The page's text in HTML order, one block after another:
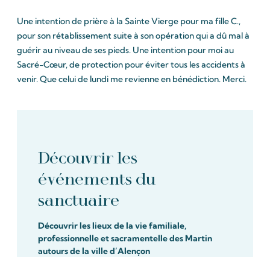
Une intention de prière à la Sainte Vierge pour ma fille C.,
pour son rétablissement suite à son opération qui a dû mal à
guérir au niveau de ses pieds. Une intention pour moi au
Sacré-Cœur, de protection pour éviter tous les accidents à
venir. Que celui de lundi me revienne en bénédiction. Merci.
Découvrir les
événements du
sanctuaire
Découvrir les lieux de la vie familiale,
professionnelle et sacramentelle des Martin
autours de la ville d’Alençon